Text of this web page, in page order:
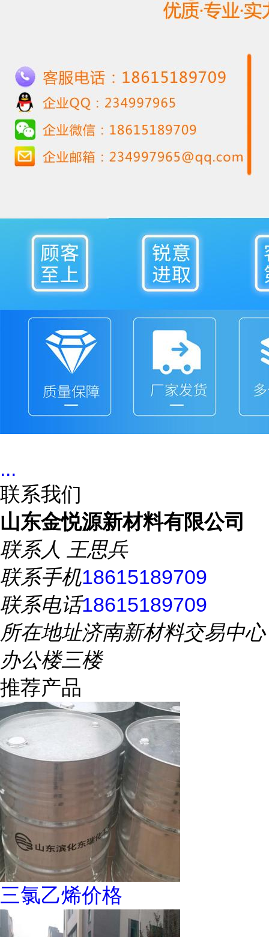
...
联系我们
山东金悦源新材料有限公司
联系人 王思兵
联系手机18615189709
联系电话18615189709
所在地址济南新材料交易中心
办公楼三楼
推荐产品
三氯乙烯价格